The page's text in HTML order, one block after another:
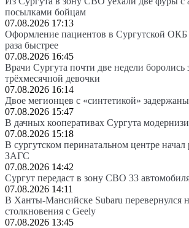
посылками бойцам
07.08.2026 17:13
Оформление пациентов в Сургутской ОКБ
раза быстрее
07.08.2026 16:45
Врачи Сургута почти две недели боролись
трёхмесячной девочки
07.08.2026 16:14
Двое мегионцев с «синтетикой»
07.08.2026 15:47
В дачных кооперативах Сургута
07.08.2026 15:18
В сургутском перинатальном центре начал
ЗАГС
07.08.2026 14:42
Сургут передаст в зону СВО 33
07.08.2026 14:11
В Ханты-Мансийске Subaru перевернулся
столкновения с Geely
07.08.2026 13:45